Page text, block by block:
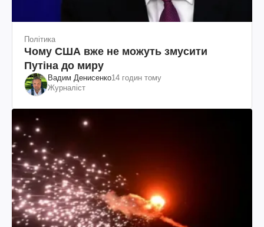
Політика
Чому США вже не можуть змусити
Путіна до миру
Вадим Денисенко14 годин тому
Журналіст